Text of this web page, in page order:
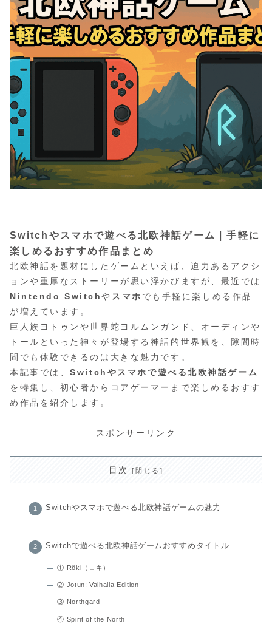
Switchやスマホで遊べる北欧神話ゲーム｜手軽に
楽しめるおすすめ作品まとめ
北欧神話を題材にしたゲームといえば、迫力あるアクシ
ョンや重厚なストーリーが思い浮かびますが、最近では
Nintendo Switchや スマホ でも手軽に楽しめる作品
が増えています。
巨人族ヨトゥンや世界蛇ヨルムンガンド、オーディンや
トールといった神々が登場する神話的世界観を、隙間時
間でも体験できるのは大きな魅力です。
本記事では、Switchやスマホで遊べる北欧神話ゲーム
を特集し、初心者からコアゲーマーまで楽しめるおすす
め作品を紹介します。
スポンサーリンク
目次
Switchやスマホで遊べる北欧神話ゲームの魅力
Switchで遊べる北欧神話ゲームおすすめタイトル
① Röki（ロキ）
② Jotun: Valhalla Edition
③ Northgard
④ Spirit of the North